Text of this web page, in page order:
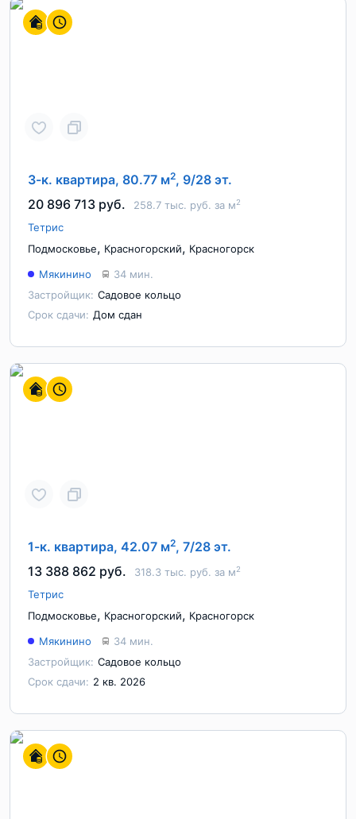
3-к. квартира, 80.77 м2, 9/28 эт.
20 896 713 руб.
258.7 тыс. руб. за м2
Тетрис
Подмосковье, Красногорский, Красногорск
Мякинино
34 мин.
Застройщик: Садовое кольцо
Срок сдачи: Дом сдан
1-к. квартира, 42.07 м2, 7/28 эт.
13 388 862 руб.
318.3 тыс. руб. за м2
Тетрис
Подмосковье, Красногорский, Красногорск
Мякинино
34 мин.
Застройщик: Садовое кольцо
Срок сдачи: 2 кв. 2026